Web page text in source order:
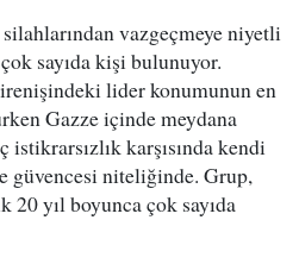
vazgeçmeye niyetli
sayıda kişi bulunuyor.
lider konumunun en
Gazze içinde meydana
karşısında kendi
güvencesi niteliğinde. Grup,
20 yıl boyunca çok sayıda